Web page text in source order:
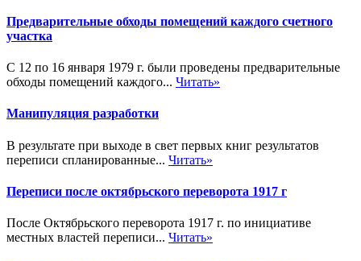
Предварительные обходы помещений каждого счетного
участка
С 12 по 16 января 1979 г. были проведены предварительные
обходы помещений каждого... Читать»
Манипуляция разработки
В результате при выходе в свет первых книг результатов
переписи спланированные... Читать»
Переписи после октябрьского переворота 1917 г
После Октябрьского переворота 1917 г. по инициативе
местных властей переписи... Читать»